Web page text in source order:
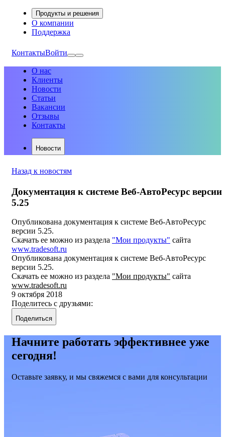
Продукты и решения
О компании
Поддержка
КонтактыВойти
О нас
Клиенты
Новости
Статьи
Вакансии
Отзывы
Контакты
Новости
Назад к новостям
Документация к системе Веб-АвтоРесурс версии
5.25
Опубликована документация к системе Веб-АвтоРесурс
версии 5.25.
Скачать ее можно из раздела "Мои продукты" сайта
www.tradesoft.ru
Опубликована документация к системе Веб-АвтоРесурс
версии 5.25.
Скачать ее можно из раздела "Мои продукты" сайта
www.tradesoft.ru
9 октября 2018
Поделитесь с друзьями:
Поделиться
Начните работать эффективнее уже
сегодня!
Оставьте заявку, и мы свяжемся с вами для консультации